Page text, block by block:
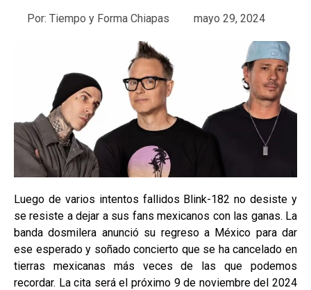
Por: Tiempo y Forma Chiapas mayo 29, 2024
Luego de varios intentos fallidos Blink-182 no desiste y
se resiste a dejar a sus fans mexicanos con las ganas. La
banda dosmilera anunció su regreso a México para dar
ese esperado y soñado concierto que se ha cancelado en
tierras mexicanas más veces de las que podemos
recordar. La cita será el próximo 9 de noviembre del 2024